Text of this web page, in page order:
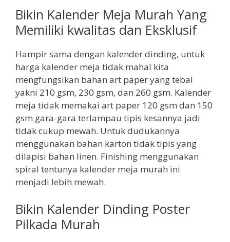
Bikin Kalender Meja Murah Yang
Memiliki kwalitas dan Eksklusif
Hampir sama dengan kalender dinding, untuk
harga kalender meja tidak mahal kita
mengfungsikan bahan art paper yang tebal
yakni 210 gsm, 230 gsm, dan 260 gsm. Kalender
meja tidak memakai art paper 120 gsm dan 150
gsm gara-gara terlampau tipis kesannya jadi
tidak cukup mewah. Untuk dudukannya
menggunakan bahan karton tidak tipis yang
dilapisi bahan linen. Finishing menggunakan
spiral tentunya kalender meja murah ini
menjadi lebih mewah.
Bikin Kalender Dinding Poster
Pilkada Murah